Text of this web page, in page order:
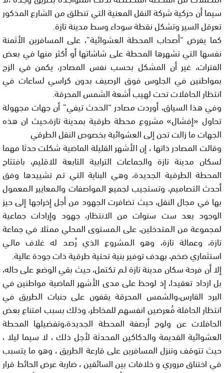
سيما أن حركية شركة النقل المعنية التي تنطلق من الشارع المذكور
تعرقل السير وتشكل نقطة سوداء وسط مدينة تازة.
كما يفرض “أصحاب المحطة العشوائية”، على المسافرين الأثمنة
نفسها التي تشهرها المحطة على شاشاتها أو أكثر منها في بعض
الفترات، غير أن المشكل بحسب نفس المصادر، يكمن في الزج
بمواطنين في الجلوس فوق الرصيف بدون كراسي لساعات في
انتظار الحافلات تحت لهيب أشعة الشمس المحرقة.
وفي هذا السياق، أوردت مصادر “الحدث تيفي” أن جهات مجهولة
تحاول «إفشال» مشروع محطة طرقية بمدينة تازة،حيث ان هذه
الجهات ما زالت تحن إلى العشوائية بخصوص النقل الطرقي
وقالت المصادر ذاتها ، إن الأشهر القليلة الماضية شكلت حدثا مهما
لسكان مدينة تازة والجماعات الترابية التابعة للاقليم، بافتتاح
المحطة الطرقية الجديدة، وهي البناية التي تـم تشييدها وفق
أحدث التصاميم، وتستجيب لجميع الـمواصفات والـمعايير الـمعمول
بها في مجال النقل، حيث تضافرت الجهود من أجل إخراجها إلى حيز
الوجود بعد ست سنوات من الانتظار، جهود وإرادات جماعية
لمجموعة من الـمتدخلين، على الـمستوى المحلي ممثلا في جماعة
تازة، وعمالة تازة، وهو الـمشروع الذي رُصد له غلاف مالـي
استثماري ضخم، بهدف توفير بنية تحتية طرقية ذات جودة عالية.
إلا أن فرحة سكان مدينة تازة لـم تكتمل، حيث بقي الوضع على حاله،
بل ازداد تعقيدا، إذ لوحظ على مدى الأشهر الماضية مواطنين في
البرد القارس،والشمس المحرقة يقفون على جنبات الطريق في
انتظار الحافلة مُعرضين انفسهم للمخاطر، وذلك بسبب امتناع بعض
الحافلات عن ولوج أرصفة المحطة الجديدة،وتفضيلها المحطة
العشوائية القديمة والدكاكين المحدثة لأجل ذلك ، لا سيما ليلا ،
حيث تتوقف وتنزل المسافرين على قارعة الطريق ، وهو ما يتسبب
في اختناق مروري و خلافات بين السائقين ، ضاربة عرض الحائط قرار